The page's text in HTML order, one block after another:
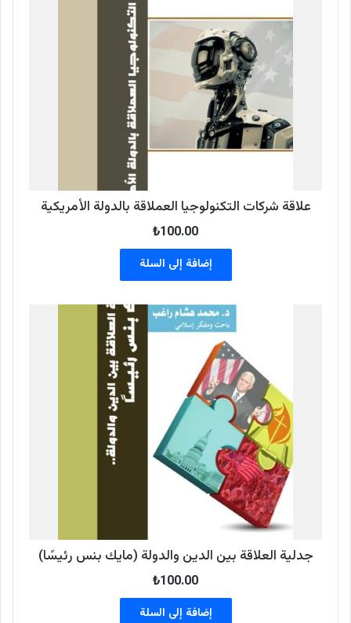
علاقة شركات التكنولوجيا العملاقة بالدولة الأمريكية
₺100.00
إضافة إلى السلة
جدلية العلاقة بين الدين والدولة (مايك بنس رئيسًا)
₺100.00
إضافة إلى السلة